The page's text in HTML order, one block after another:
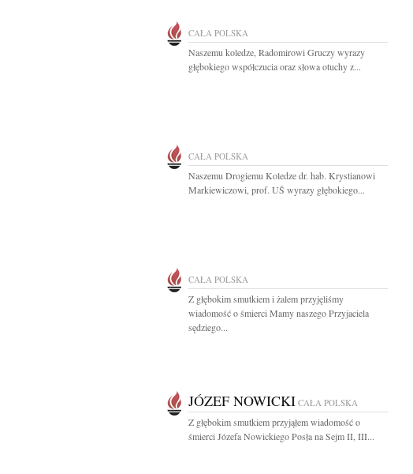
CAŁA POLSKA
Naszemu koledze, Radomirowi Gruczy wyrazy
głębokiego współczucia oraz słowa otuchy z...
CAŁA POLSKA
Naszemu Drogiemu Koledze dr. hab. Krystianowi
Markiewiczowi, prof. UŚ wyrazy głębokiego...
CAŁA POLSKA
Z głębokim smutkiem i żalem przyjęliśmy
wiadomość o śmierci Mamy naszego Przyjaciela
sędziego...
JÓZEF NOWICKI CAŁA POLSKA
Z głębokim smutkiem przyjąłem wiadomość o
śmierci Józefa Nowickiego Posła na Sejm II, III...